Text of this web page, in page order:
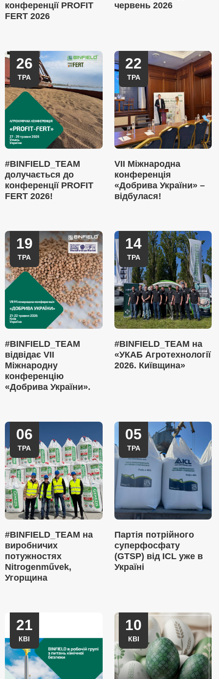
конференції PROFIT
FERT 2026
червень 2026
26
ТРА
#BINFIELD_TEAM
долучається до
конференції PROFIT
FERT 2026!
22
ТРА
VII Міжнародна
конференція
«Добрива України» –
відбулася!
19
ТРА
#BINFIELD_TEAM
відвідає VII
Міжнародну
конференцію
«Добрива України».
14
ТРА
#BINFIELD_TEAM на
«УКАБ Агротехнології
2026. Київщина»
06
ТРА
#BINFIELD_TEAM на
виробничих
потужностях
Nitrogenművek,
Угорщина
05
ТРА
Партія потрійного
суперфосфату
(GTSP) від ICL уже в
Україні
21
КВІ
10
КВІ